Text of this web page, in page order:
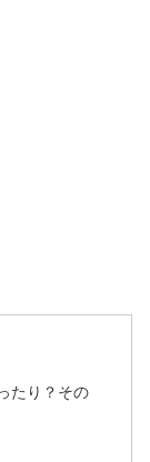
たり？その